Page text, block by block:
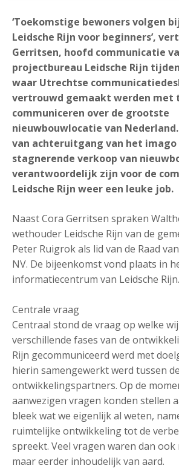
‘Toekomstige bewoners volgen
Leidsche Rijn voor beginners’,
Gerritsen, hoofd communicatie
projectbureau Leidsche Rijn
waar Utrechtse
vertrouwd gemaakt werden met
communiceren over de grootste
nieuwbouwlocatie van
van achteruitgang van het imago
stagnerende verkoop van
verantwoordelijk zijn voor de
Leidsche Rijn weer een leuke job.
Naast Cora Gerritsen spraken
wethouder Leidsche Rijn van de
Peter Ruigrok als lid van de Raad
NV. De bijeenkomst vond plaats in
informatiecentrum van Leidsche Rijn.
Centrale vraag
Centraal stond de vraag op welke
verschillende fases van de
Rijn gecommuniceerd werd met
hierin samengewerkt werd tussen de
ontwikkelingspartners. Op de
aanwezigen vragen konden stellen
bleek wat we eigenlijk al weten,
ruimtelijke ontwikkeling tot de
spreekt. Veel vragen waren dan
maar eerder inhoudelijk van aard.